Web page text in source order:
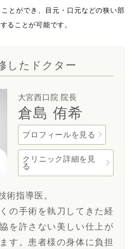
とができ、目元・口元などの狭い部
ることが可能です。
したドクター
大宮西口院 院長
倉島 侑希
プロフィールを見る
クリニック詳細を見
る
術指導医。
の手術を執刀してきた経
を許さない美しい仕上が
す。患者様の身体に負担